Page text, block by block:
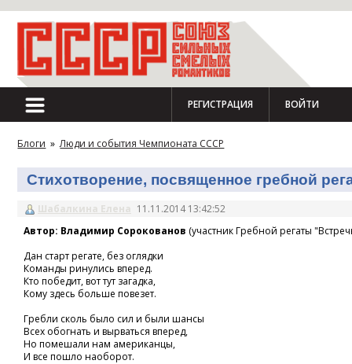
РЕГИСТРАЦИЯ ВОЙТИ
Блоги » Люди и события Чемпионата СССР
Стихотворение, посвященное гребной
Шабалкина Елена 11.11.2014 13:42:52
Автор: Владимир Сорокованов (участник Гребной регаты
Дан старт регате, без оглядки
Команды ринулись вперед.
Кто победит, вот тут загадка,
Кому здесь больше повезет.
Гребли сколь было сил и были шансы
Всех обогнать и вырваться вперед,
Но помешали нам американцы,
И все пошло наоборот.